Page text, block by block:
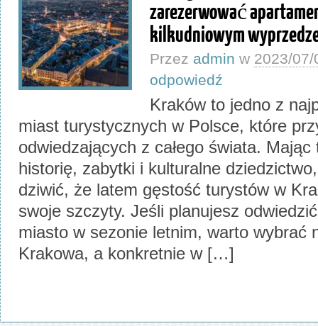
zarezerwować
kilkudniowym
Przez admin w 2023/07/
odpowiedź
Kraków to jedno z
miast turystycznych w Polsce, które
odwiedzających z całego świata. Mając
historię, zabytki i kulturalne
dziwić, że latem gęstość turystów w
swoje szczyty. Jeśli planujesz
miasto w sezonie letnim, warto wybrać
Krakowa, a konkretnie w […]